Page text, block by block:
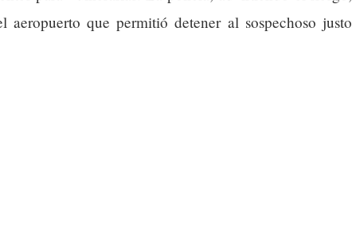
aeropuerto que permitió detener al sospechoso justo